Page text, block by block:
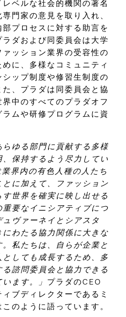
ベルな社会的機関の著名
門家の意見を取り入れ、
プロセスに対する助言を
ダおよび同委員会は大学
ッション業界の受容性の
に、多様なコミュニティ
ップ制度や修習生制度の
、プラダは同委員会と協
中のすべてのプラダオフ
ムや研修プログラムに資
らゆる部門に貢献する多様
保持するよう尽力してい
界内の有色人種の人たち
に加えて、ファッション
世界を確実に映し出せる
要なイニシアティブにつ
ヴァーネイとシアスタ
わたる協力関係に大きな
私たちは、自らが企業と
としても成長するため、多
諮問委員会と協力できる
ます。」 プラダのCEO
ブディレクターであるミ
のように語っています。